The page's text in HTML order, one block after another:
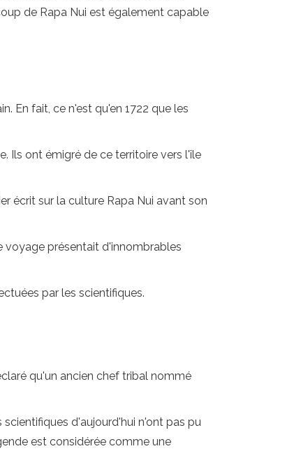
de Rapa Nui est également capable
En fait, ce n'est qu'en 1722 que les
Ils ont émigré de ce territoire vers l'île
écrit sur la culture Rapa Nui avant son
voyage présentait d'innombrables
par les scientifiques.
qu'un ancien chef tribal nommé
d'aujourd'hui n'ont pas pu
est considérée comme une